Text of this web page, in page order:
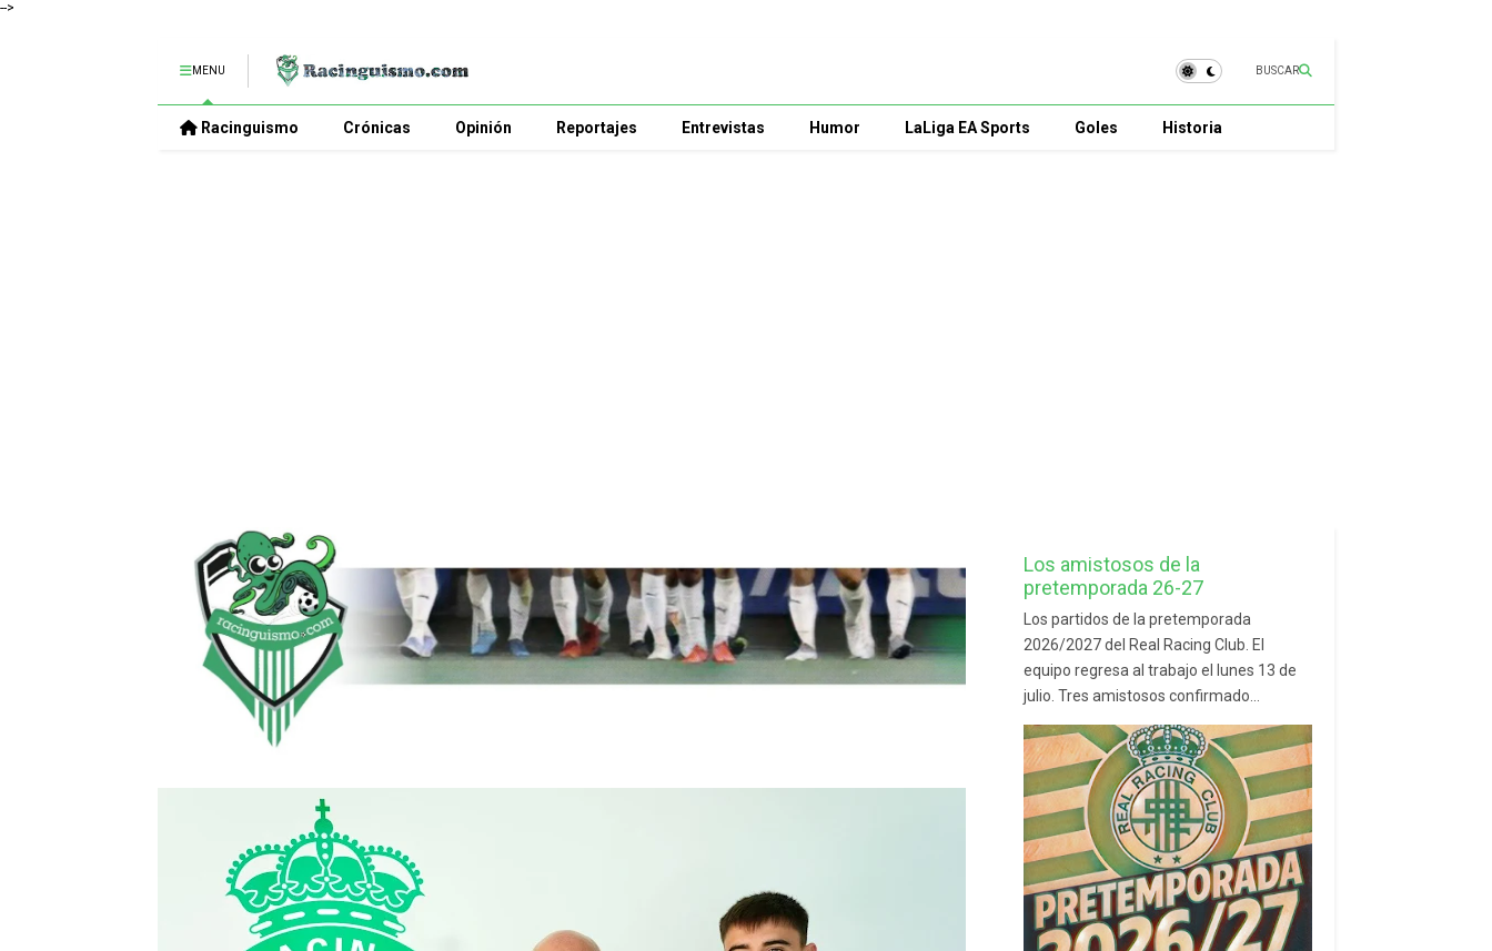
-->
MENU BUSCAR
Racinguismo Crónicas Opinión Reportajes Entrevistas Humor LaLiga EA Sports Goles Historia
Los amistosos de la
pretemporada 26-27
Los partidos de la pretemporada
2026/2027 del Real Racing Club. El
equipo regresa al trabajo el lunes 13 de
julio. Tres amistosos confirmado...